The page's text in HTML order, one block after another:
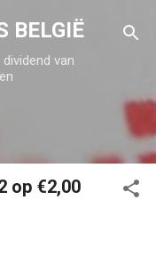
BELGIË
van
op €2,00